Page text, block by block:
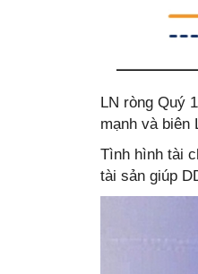
LN ròng Quý
mạnh và biên
Tình hình tài
tài sản giúp